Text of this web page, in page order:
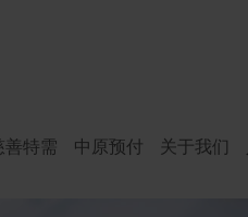
善特需 中原预付 关于我们